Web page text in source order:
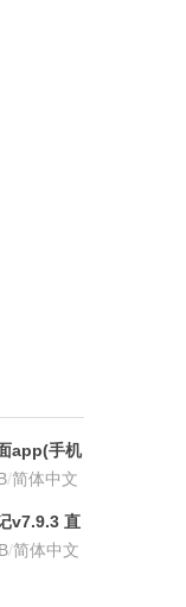
app(手机
)v6.8.6
/简体中文
v7.9.3 直
会员版
/简体中文